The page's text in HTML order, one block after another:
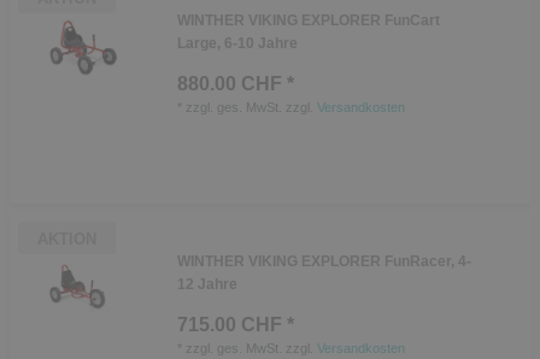
WINTHER VIKING EXPLORER FunCart
Large, 6-10 Jahre
880.00 CHF *
zzgl. ges. MwSt. zzgl. Versandkosten
WINTHER VIKING EXPLORER FunRacer, 4-
12 Jahre
715.00 CHF *
zzgl. ges. MwSt. zzgl. Versandkosten